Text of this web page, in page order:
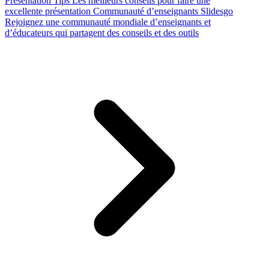
excellente présentation Communauté d’enseignants Slidesgo
Rejoignez une communauté mondiale d’enseignants et
d’éducateurs qui partagent des conseils et des outils